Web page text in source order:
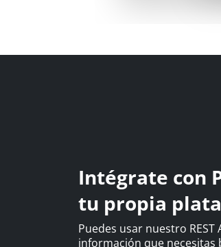
Intégrate con
tu propia
Puedes usar nuestro REST
información que